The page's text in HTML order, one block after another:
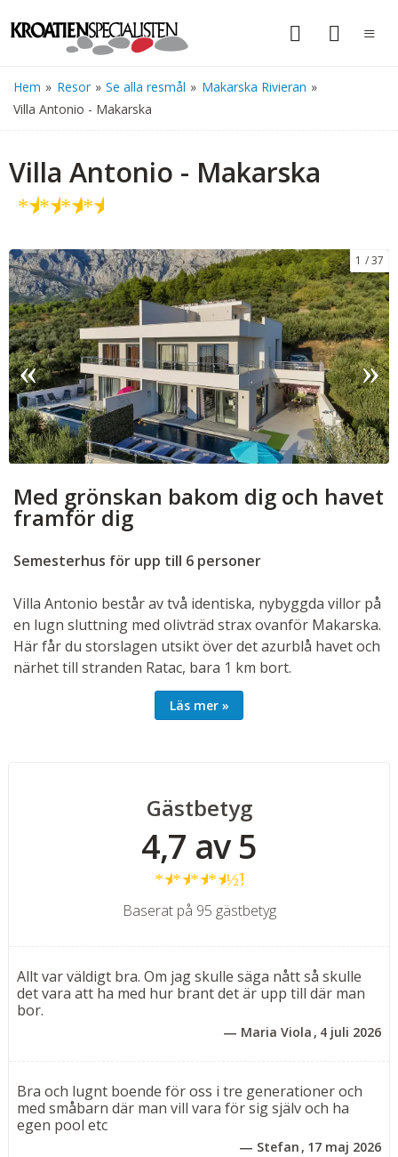
Hem » Resor » Se alla resmål » Makarska Rivieran »
Villa Antonio - Makarska
Villa Antonio - Makarska
★★★★
1 37
Med grönskan bakom dig och havet
framför dig
Semesterhus för upp till 6 personer
Villa Antonio består av två identiska, nybyggda villor på
en lugn sluttning med olivträd strax ovanför Makarska.
Här får du storslagen utsikt över det azurblå havet och
närhet till stranden Ratac, bara 1 km bort.
Villorna kan hyras var för sig eller tillsammans –
perfekt för två familjer eller en större grupp som vill
Tre sovrum med dubbelsäng och eget badrum
Rymligt vardagsrum i öppen planlösning mot köket
Uppvärmd utomhuspool, terrass med solstolar och
Båda husen har totalt tre sovrum, alla med dubbelsäng
och privat badrum i direkt anslutning. På övervåningen
finns en rymlig balkong där du kan njuta av den
fängslande havsutsikten. Bottenvåningen har en
välutrustat kök, stor matplats och generöst
vardagsrum – härifrån når du direkt den stenlagda
terrassen med pool, utemöbler och grill.
Läs mer
Gästbetyg
4,7 av 5
★★★★ ½
Baserat på 95 gästbetyg
Allt var väldigt bra. Om jag skulle säga nått så skulle
det vara att ha med hur brant det är upp till där man
bor.
Maria Viola 4 juli 2026
Bra och lugnt boende för oss i tre generationer och
med småbarn där man vill vara för sig själv och ha
egen pool etc
Stefan 17 maj 2026